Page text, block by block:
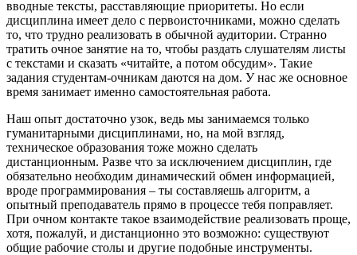
вводные тексты, расставляющие приоритеты. Но если
дисциплина имеет дело с первоисточниками, можно сделать
то, что трудно реализовать в обычной аудитории. Странно
тратить очное занятие на то, чтобы раздать слушателям листы
с текстами и сказать «читайте, а потом обсудим». Такие
задания студентам-очникам даются на дом. У нас же основное
время занимает именно самостоятельная работа.
Наш опыт достаточно узок, ведь мы занимаемся только
гуманитарными дисциплинами, но, на мой взгляд,
техническое образования тоже можно сделать
дистанционным. Разве что за исключением дисциплин, где
обязательно необходим динамический обмен информацией,
вроде программирования – ты составляешь алгоритм, а
опытный преподаватель прямо в процессе тебя поправляет.
При очном контакте такое взаимодействие реализовать проще,
хотя, пожалуй, и дистанционно это возможно: существуют
общие рабочие столы и другие подобные инструменты.